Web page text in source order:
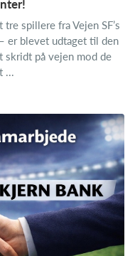
spillere fra Vejen SF’s
er blevet udtaget til den
på vejen mod de
...